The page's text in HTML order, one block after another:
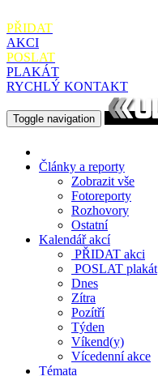
PŘIDAT
AKCI
POSLAT
PLAKÁT
RYCHLÝ KONTAKT
Toggle navigation
Články a reporty
Zobrazit vše
Fotoreporty
Rozhovory
Ostatní
Kalendář akcí
PŘIDAT akci
POSLAT plakát
Dnes
Zítra
Pozítří
Týden
Víkend(y)
Vícedenní akce
Témata